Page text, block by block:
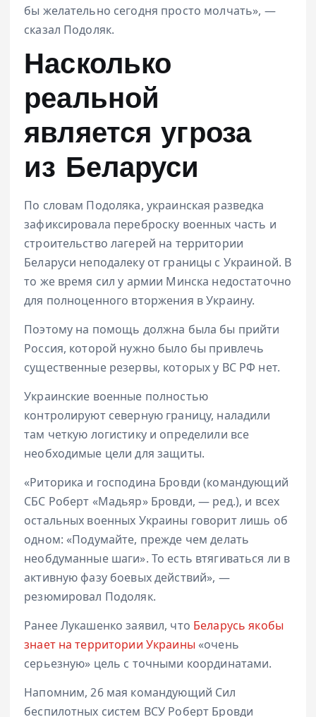
бы желательно сегодня просто молчать», —
сказал Подоляк.
Насколько
реальной
является угроза
из Беларуси
По словам Подоляка, украинская разведка
зафиксировала переброску военных часть и
строительство лагерей на территории
Беларуси неподалеку от границы с Украиной. В
то же время сил у армии Минска недостаточно
для полноценного вторжения в Украину.
Поэтому на помощь должна была бы прийти
Россия, которой нужно было бы привлечь
существенные резервы, которых у ВС РФ нет.
Украинские военные полностью
контролируют северную границу, наладили
там четкую логистику и определили все
необходимые цели для защиты.
«Риторика и господина Бровди (командующий
СБС Роберт «Мадьяр» Бровди, — ред.), и всех
остальных военных Украины говорит лишь об
одном: «Подумайте, прежде чем делать
необдуманные шаги». То есть втягиваться ли в
активную фазу боевых действий», —
резюмировал Подоляк.
Ранее Лукашенко заявил, что Беларусь якобы
знает на территории Украины «очень
серьезную» цель с точными координатами.
Напомним, 26 мая командующий Сил
беспилотных систем ВСУ Роберт Бровди